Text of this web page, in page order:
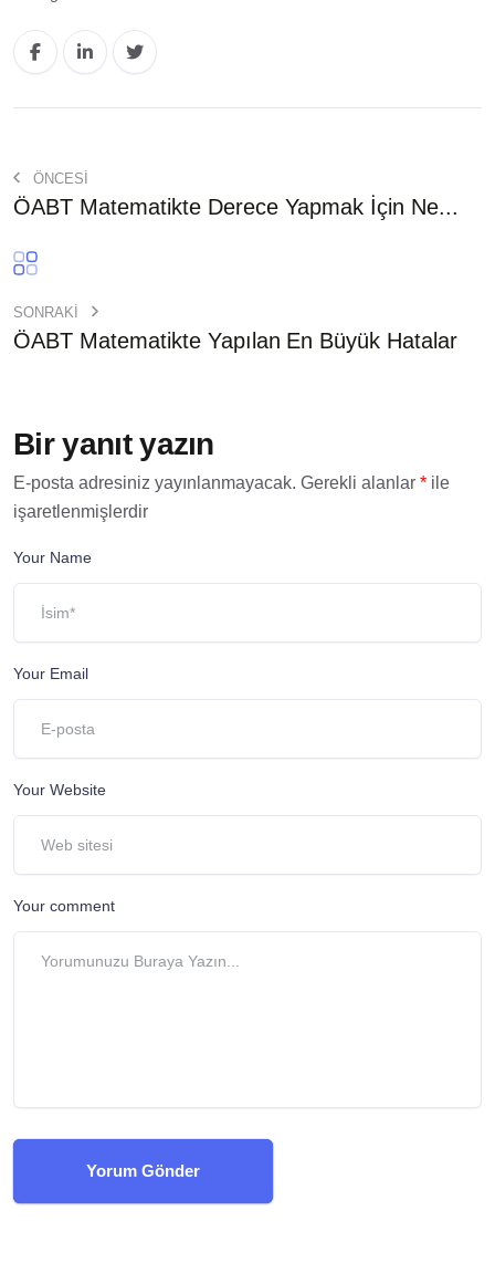
ÖNCESİ
ÖABT Matematikte Derece Yapmak İçin Ne...
SONRAKI
ÖABT Matematikte Yapılan En Büyük Hatalar
Bir yanıt yazın
E-posta adresiniz yayınlanmayacak. Gerekli alanlar * ile
işaretlenmişlerdir
Your Name
Your Email
Your Website
Your comment
Yorum Gönder